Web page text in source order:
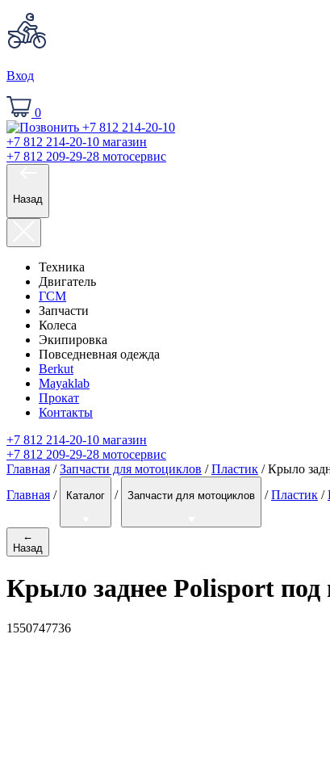
Вход
0
+7 812 214-20-10 магазин
+7 812 209-29-28 мотосервис
Назад
Техника
Двигатель
ГСМ
Запчасти
Колеса
Экипировка
Повседневная одежда
Berkut
Mayaklab
Прокат
Контакты
+7 812 214-20-10 магазин
+7 812 209-29-28 мотосервис
Главная /Запчасти для мотоциклов /Пластик / Крыло
Главная / Каталог / Запчасти для мотоциклов / Пластик /
←
Назад
Крыло заднее Polisport
1550747736